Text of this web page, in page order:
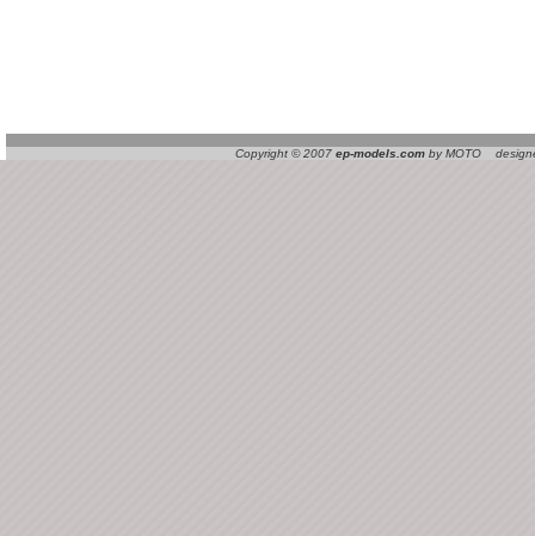
Copyright © 2007 ep-models.com by MOTO